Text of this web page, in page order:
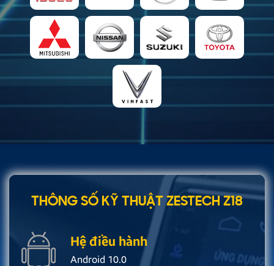
THÔNG SỐ KỸ THUẬT ZESTECH Z18
Hệ điều hành
Android 10.0